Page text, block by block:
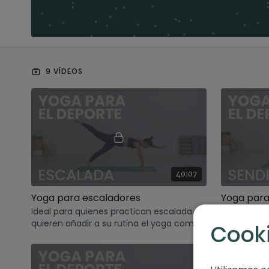
9 VÍDEOS
40:07
Yoga para escaladores
Ideal para quienes practican escalada y
quieren añadir a su rutina el yoga como
Yoga
trekking o